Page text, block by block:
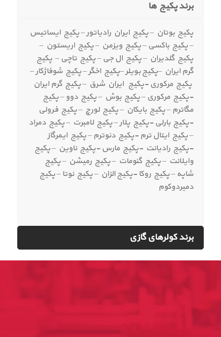
برند پکیج ها
پکیج بوتان – پکیج ایران رادیاتور – پکیج ایساتیس
– پکیج باکسی – پکیج ویزمن – پکیج اریستون –
پکیج گلدیران – پکیج ال جی – پکیج تاچی – پکیج
گرم ایران –پکیج بویلر –پکیج اخگر – پکیج شوفاژکار –
پکیج مرکوری -پکیج ایران شرق – پکیج گرم ایران
-پکیج مرکوری – پکیج بوش – پکیج دوو – پکیج
مگاترم – پکیج بایکان – پکیج لورچ – پکیج فرولی
-پکیج بارلی -پکیج پلار – پکیج لامبرت – پکیج دمراد
– پکیج ایتال ترم -پکیج دئوترم – پکیج ایمرگاز
-پکیج رادیانت -پکیج مارس -پکیج ناوین – پکیج
وایلانت – پکیج گئومات – پکیج رمیشن – پکیج
شاپه – پکیج روکا -پکیج الزان – پکیج نوتا – پکیج
دمیردوکوم
برند کولرهای گازی